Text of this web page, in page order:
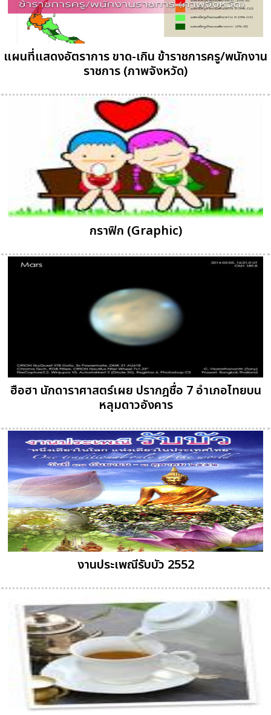
แผนที่แสดงอัตราการ ขาด-เกิน ข้าราชการครู/พนักงาน
ราชการ (ภาพจังหวัด)
กราฟิก (Graphic)
ฮือฮา นักดาราศาสตร์เผย ปรากฎชื่อ 7 อำเภอไทยบน
หลุมดาวอังคาร
งานประเพณีรับบัว 2552